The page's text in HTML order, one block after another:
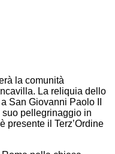
la comunità
La reliquia dello
San Giovanni Paolo II
suo pellegrinaggio in
presente il Terz’Ordine